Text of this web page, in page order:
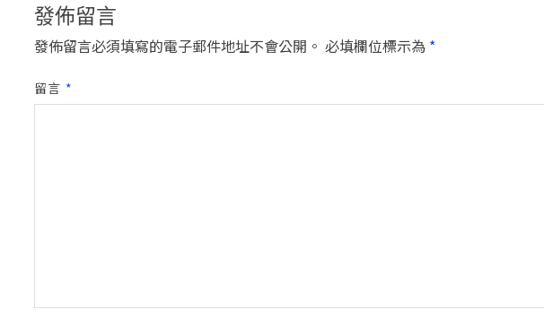
發佈留言
發佈留言必須填寫的電子郵件地址不會公開。 必填欄位標示為 *
留言 *